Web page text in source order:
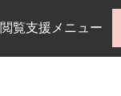
閲覧支援メニュー